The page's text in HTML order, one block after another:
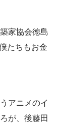
家協会徳島
たちもお金
アニメのイ
が、後藤田